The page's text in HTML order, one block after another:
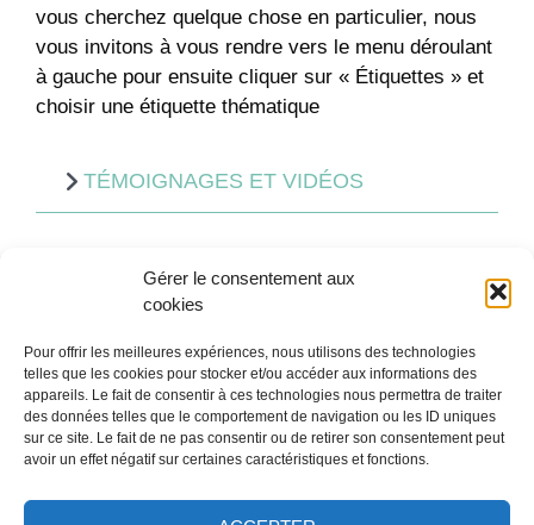
Gérer le consentement aux
cookies
Pour offrir les meilleures expériences, nous utilisons des technologies
telles que les cookies pour stocker et/ou accéder aux informations des
appareils. Le fait de consentir à ces technologies nous permettra de traiter
des données telles que le comportement de navigation ou les ID uniques
sur ce site. Le fait de ne pas consentir ou de retirer son consentement peut
avoir un effet négatif sur certaines caractéristiques et fonctions.
vous cherchez quelque chose en particulier, nous
vous invitons à vous rendre vers le menu déroulant
à gauche pour ensuite cliquer sur « Étiquettes » et
choisir une étiquette thématique
TÉMOIGNAGES ET VIDÉOS
GUIDE ET DOSSIER DE VEILLE
VEILLE
UN PEU DE LECTURE